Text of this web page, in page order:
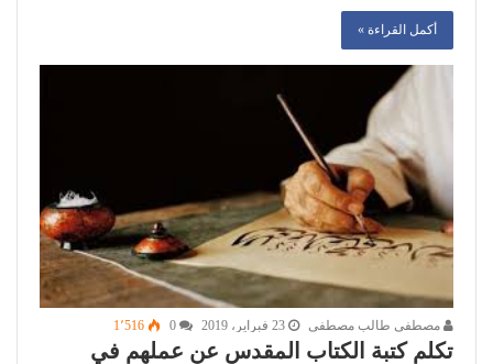
أكمل القراءة »
مصطفى طالب مصطفى 23 فبراير، 2019 1٬516
تكلم كتبة الكتاب المقدس عن عملهم في